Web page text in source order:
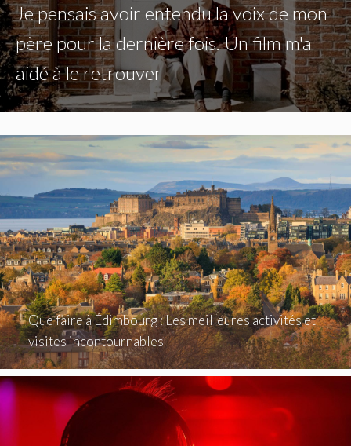
Je pensais avoir entendu la voix de mon
père pour la dernière fois. Un film m'a
aidé à le retrouver
Que faire à Édimbourg : Les meilleures activités et
visites incontournables